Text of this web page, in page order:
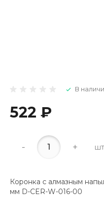
В
522 ₽
- +
Коронка с алмазным
мм D-CER-W-016-00